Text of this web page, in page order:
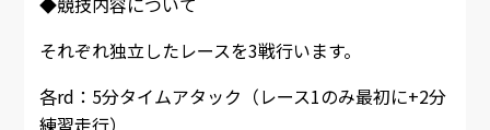
それぞれ独立したレースを3戦行います。
各rd：5分タイムアタック（レース1のみ最初に+2分